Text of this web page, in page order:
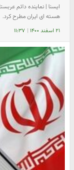
ایسنا | نماینده دائم
هسته ای ایران مطرح کرد.
۲۱ اسفند ۱۴۰۰ | ۱۱:۳۷